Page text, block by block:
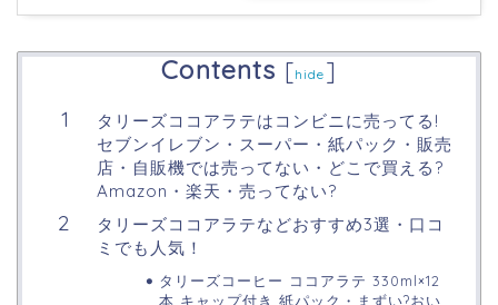
Contents [hide ]
タリーズココアラテはコンビニに売ってる!
セブンイレブン・スーパー・紙パック・販売
店・自販機では売ってない・どこで買える?
Amazon・楽天・売ってない?
タリーズココアラテなどおすすめ3選・口コ
ミでも人気！
タリーズコーヒー ココアラテ 330ml×12
本 キャップ付き 紙パック・まずい?おい